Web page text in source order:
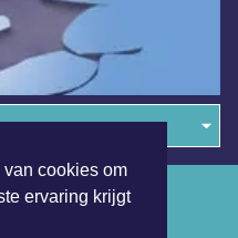
cookies om
ervaring krijgt